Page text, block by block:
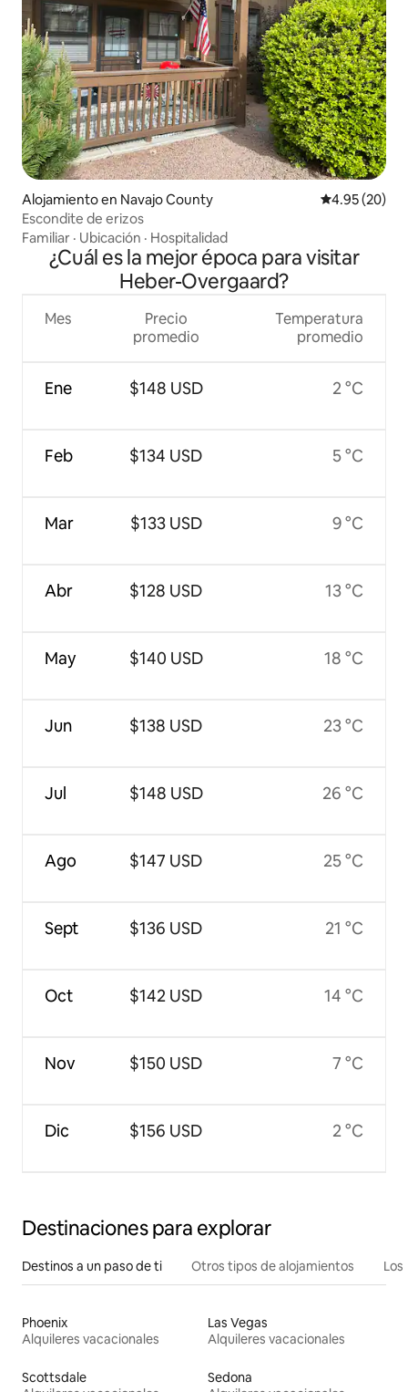
Alojamiento en Navajo County Calificación
4.95 (20)
Escondite de erizos
Familiar · Ubicación · Hospitalidad
¿Cuál es la mejor época para visitar
Heber-Overgaard?
Mes
Ene
Feb
Mar
Abr
May
Jun
Jul
Ago
Sept
Oct
Nov
Dic
Precio
promedio
$148 USD
$134 USD
$133 USD
$128 USD
$140 USD
$138 USD
$148 USD
$147 USD
$136 USD
$142 USD
$150 USD
$156 USD
Temperatura
promedio
2 °C
5 °C
9 °C
13 °C
18 °C
23 °C
26 °C
25 °C
21 °C
14 °C
7 °C
2 °C
Destinaciones para explorar
Destinos a un paso de ti Otros tipos de alojamientos
Phoenix
Alquileres vacacionales
Las Vegas
Alquileres vacacionales
Scottsdale
Sedona